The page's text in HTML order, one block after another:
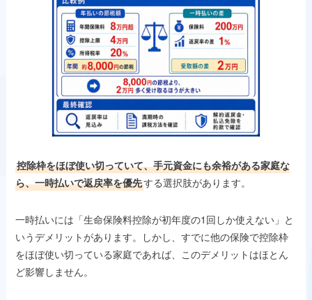
控除枠をほぼ使い切っていて、手元資金にも余裕がある家庭な
ら、一時払いで返戻率を優先する選択肢があります。
一時払いには「生命保険料控除が初年度の1回しか使えない」と
いうデメリットがあります。しかし、すでに他の保険で控除枠
をほぼ使い切っている家庭であれば、このデメリットはほとん
ど影響しません。